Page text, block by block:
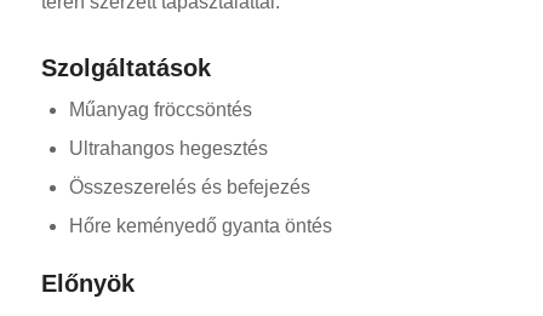
Szolgáltatások
Műanyag fröccsöntés
Ultrahangos hegesztés
Összeszerelés és befejezés
Hőre keményedő gyanta öntés
Előnyök